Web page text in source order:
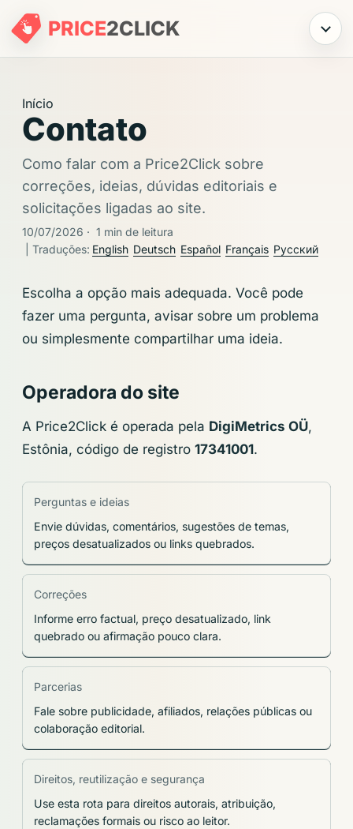
PRICE2CLICK Menu
Início
Contato
Como falar com a Price2Click sobre
correções, ideias, dúvidas editoriais e
solicitações ligadas ao site.
10/07/2026 · 1 min de leitura
| Traduções: English Deutsch Español Français Русский
Escolha a opção mais adequada. Você pode
fazer uma pergunta, avisar sobre um problema
ou simplesmente compartilhar uma ideia.
Operadora do site
A Price2Click é operada pela DigiMetrics OÜ,
Estônia, código de registro 17341001.
Perguntas e ideias
Envie dúvidas, comentários, sugestões de temas,
preços desatualizados ou links quebrados.
Correções
Informe erro factual, preço desatualizado, link
quebrado ou afirmação pouco clara.
Parcerias
Fale sobre publicidade, afiliados, relações públicas ou
colaboração editorial.
Direitos, reutilização e segurança
Use esta rota para direitos autorais, atribuição,
reclamações formais ou risco ao leitor.